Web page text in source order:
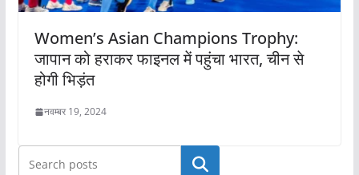
Women’s Asian Champions Trophy:
जापान को हराकर फाइनल में पहुंचा भारत, चीन से
होगी भिड़ंत
नवम्बर 19, 2024
खोजें